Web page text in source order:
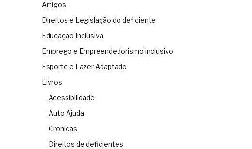
Artigos
Direitos e Legislação do deficiente
Educação Inclusiva
Emprego e Empreendedorismo inclusivo
Esporte e Lazer Adaptado
Livros
Acessibilidade
Auto Ajuda
Cronicas
Direitos de deficientes